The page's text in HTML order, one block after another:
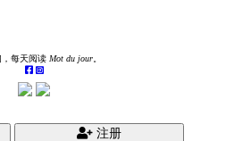
，每天阅读 Mot du jour
注册